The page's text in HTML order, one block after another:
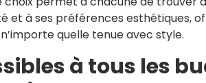
et à ses préférences esthétiques,
quelle tenue avec style.
à tous les